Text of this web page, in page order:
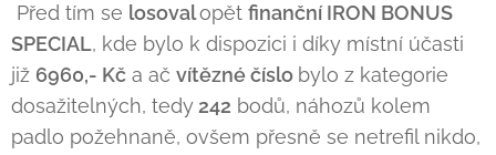
Před tím se losovalopět finanční IRON BONUS
SPECIAL, kde bylo k dispozici i díky místní účasti
již 6960,- Kč a ač vítězné číslo bylo z kategorie
dosažitelných, tedy 242 bodů, náhozů kolem
padlo požehnaně, ovšem přesně se netrefil nikdo,